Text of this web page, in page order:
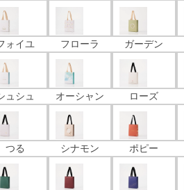
ォイユ フローラ ガーデン
ュシュ オーシャン ローズ
つる シナモン ポピー